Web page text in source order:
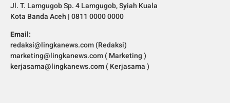
Jl. T. Lamgugob Sp. 4 Lamgugob, Syiah Kuala
Kota Banda Aceh | 0811 0000 0000
Email:
redaksi@lingkanews.com (Redaksi)
marketing@lingkanews.com ( Marketing )
kerjasama@lingkanews.com ( Kerjasama )